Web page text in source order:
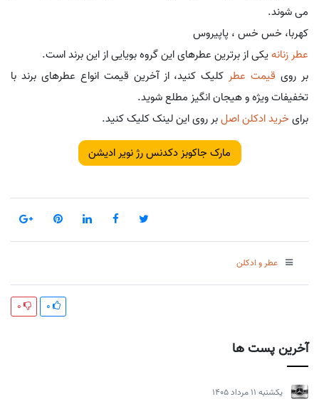
آخرین پست ها
يكشنبه 11 مرداد 1405
می شوند.
کهربا، خس خس ، پاپیروس
عطر زنانهیکی از برترین عطرهای این گروه بویایی از این برند است.
بر روی قیمت عطر کلیک کنید، از آخرین قیمت انواع عطرهای برند با
تخفیفات ویژه و هیجان انگیز مطلع شوید.
برایخرید ادکلن اصلبر روی این لینک کلیک کنید.
مارک جاکوبز دکدنس رژ نویر ادیشن
عطر و ادکلن